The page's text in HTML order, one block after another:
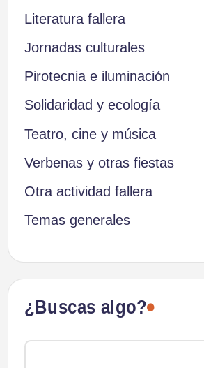
Literatura fallera
Jornadas culturales
Pirotecnia e iluminación
Solidaridad y ecología
Teatro, cine y música
Verbenas y otras fiestas
Otra actividad fallera
Temas generales
¿Buscas algo?